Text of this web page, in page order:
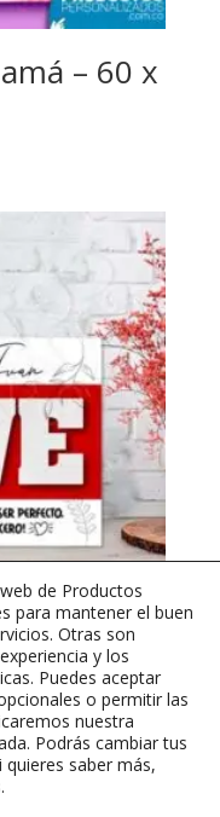
– 60 x
x 40 cms
de Productos
para mantener el buen
Otras son
y los
Puedes aceptar
o permitir las
nuestra
Podrás cambiar tus
saber más,
.